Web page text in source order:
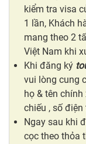
kiểm tra visa
1 lần, Khách
mang theo 2
Việt Nam khi
Khi đăng ký
vui lòng cung
họ & tên
chiếu , số
Ngay sau khi
cọc theo thỏa